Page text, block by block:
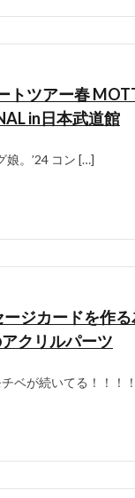
トツアー春
in日本武道館
。’24 コン […]
ジカードを作
クリルパーツ
ベが続いてる！！！！